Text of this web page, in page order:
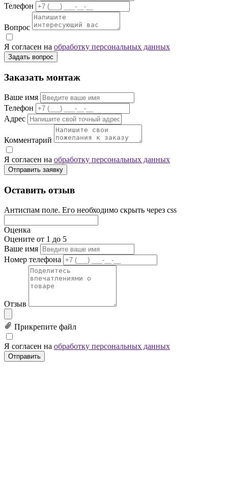
Телефон
Вопрос
Я согласен на обработку персональных данных
Задать вопрос
Заказать монтаж
Ваше имя
Телефон
Адрес
Комментарий
Я согласен на обработку персональных данных
Отправить заявку
Оставить отзыв
Антиспам поле. Его необходимо скрыть через css
Оценка
Оцените от 1 до 5
Ваше имя
Номер телефона
Отзыв
Прикрепите файл
Я согласен на обработку персональных данных